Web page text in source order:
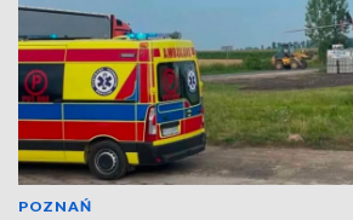
POZNAŃ